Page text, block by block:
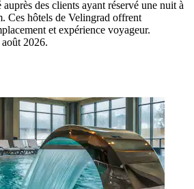
des clients ayant réservé une nuit à
Ces hôtels de Velingrad offrent
et expérience voyageur.
août 2026.